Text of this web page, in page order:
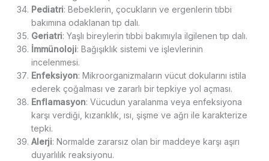
Pediatri: Bebeklerin, çocukların ve ergenlerin tıbbi
bakımına odaklanan tıp dalı.
Geriatri: Yaşlı bireylerin tıbbi bakımıyla ilgilenen tıp dalı.
İmmünoloji: Bağışıklık sistemi ve işlevlerinin
incelenmesi.
Enfeksiyon: Mikroorganizmaların vücut dokularını istila
ederek çoğalması ve zararlı bir tepkiye yol açması.
Enflamasyon: Vücudun yaralanma veya enfeksiyona
karşı verdiği, kızarıklık, ısı, şişme ve ağrı ile karakterize
tepki.
Alerji: Normalde zararsız olan bir maddeye karşı aşırı
duyarlılık reaksiyonu.